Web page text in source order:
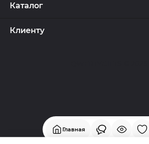
Главная
Каталог
Клиенту
Согласен